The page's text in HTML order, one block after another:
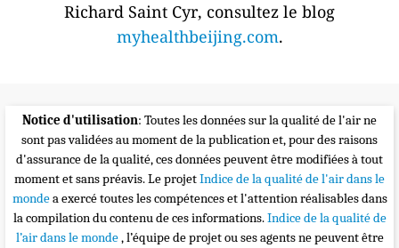
Richard Saint Cyr, consultez le blog
myhealthbeijing.com.
Notice d'utilisation: Toutes les données sur la qualité de l'air ne
sont pas validées au moment de la publication et, pour des raisons
d'assurance de la qualité, ces données peuvent être modifiées à tout
moment et sans préavis. Le projetIndice de la qualité de l'air dans le
mondea exercé toutes les compétences et l'attention réalisables dans
la compilation du contenu de ces informations.Indice de la qualité de
l’air dans le monde, l’équipe de projet ou ses agents ne peuvent être